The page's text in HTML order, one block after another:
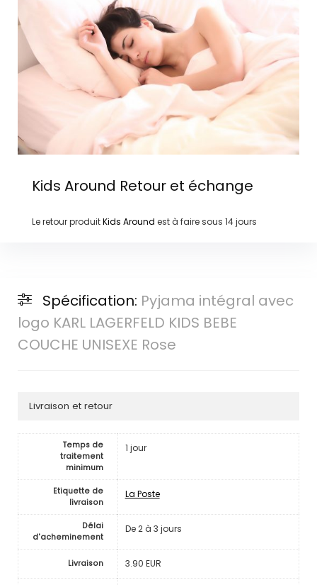
Kids Around Retour et échange
Le retour produitKids Around est à faire sous 14 jours
Spécification: Pyjama intégral avec
logo KARL LAGERFELD KIDS BEBE
COUCHE UNISEXE Rose
Livraison et retour
Temps de
traitement
minimum
1 jour
Etiquette de
livraison
La Poste
Délai
d'acheminement
De 2 à 3 jours
Livraison 3.90 EUR